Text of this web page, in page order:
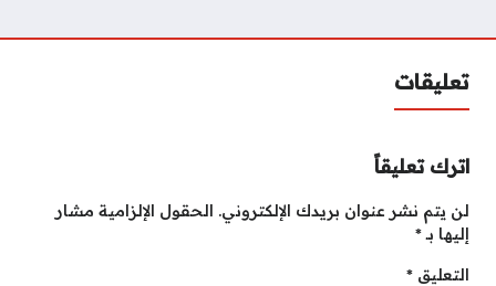
تعليقات
اترك تعليقاً
لن يتم نشر عنوان بريدك الإلكتروني. الحقول الإلزامية مشار
إليها بـ*
التعليق *